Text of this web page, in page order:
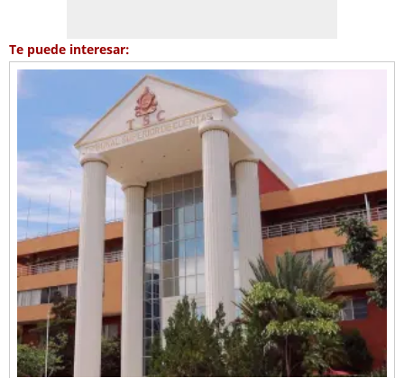
Te puede interesar: